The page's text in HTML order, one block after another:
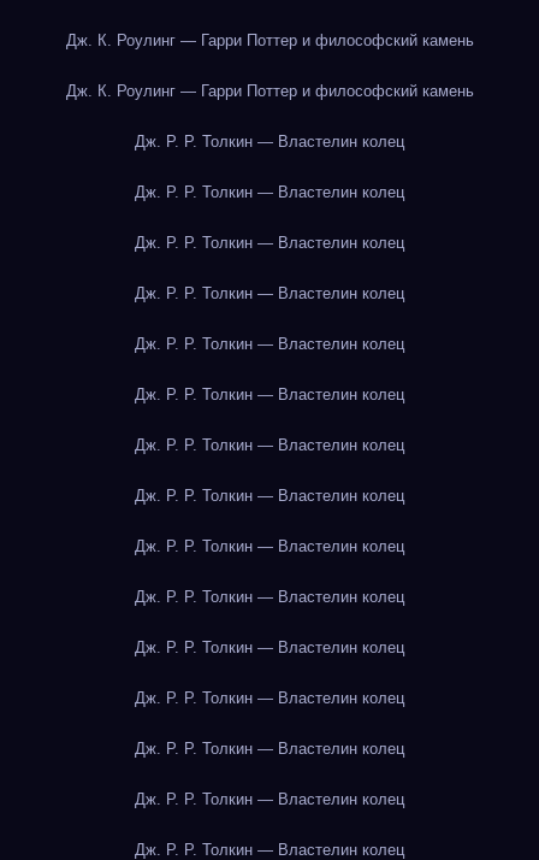
Дж. К. Роулинг — Гарри Поттер и философский камень
Дж. К. Роулинг — Гарри Поттер и философский камень
Дж. Р. Р. Толкин — Властелин колец
Дж. Р. Р. Толкин — Властелин колец
Дж. Р. Р. Толкин — Властелин колец
Дж. Р. Р. Толкин — Властелин колец
Дж. Р. Р. Толкин — Властелин колец
Дж. Р. Р. Толкин — Властелин колец
Дж. Р. Р. Толкин — Властелин колец
Дж. Р. Р. Толкин — Властелин колец
Дж. Р. Р. Толкин — Властелин колец
Дж. Р. Р. Толкин — Властелин колец
Дж. Р. Р. Толкин — Властелин колец
Дж. Р. Р. Толкин — Властелин колец
Дж. Р. Р. Толкин — Властелин колец
Дж. Р. Р. Толкин — Властелин колец
Дж. Р. Р. Толкин — Властелин колец